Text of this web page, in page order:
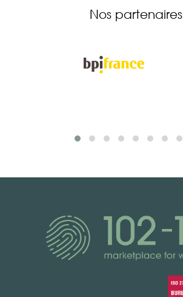
Nos partenaires